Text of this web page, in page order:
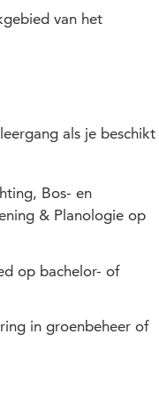
uitgangspunt én als
plannen.
beleidskaders, wet- en
van het
als je beschikt
Bos- en
& Planologie op
op bachelor- of
in groenbeheer of